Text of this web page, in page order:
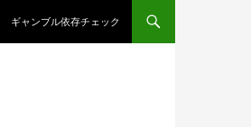
ギャンブル依存チェック